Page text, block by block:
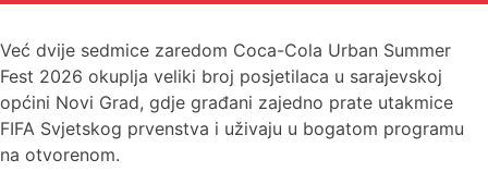
Već dvije sedmice zaredom Coca-Cola Urban Summer
Fest 2026 okuplja veliki broj posjetilaca u sarajevskoj
općini Novi Grad, gdje građani zajedno prate utakmice
FIFA Svjetskog prvenstva i uživaju u bogatom programu
na otvorenom.